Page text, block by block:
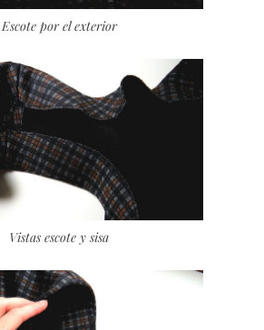
Escote por el exterior
Vistas escote y sisa